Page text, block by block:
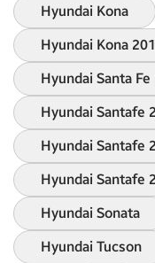
Hyundai Kona
Hyundai Kona
Hyundai Santa Fe
Hyundai Santafe
Hyundai Santafe
Hyundai Santafe
Hyundai Sonata
Hyundai Tucson